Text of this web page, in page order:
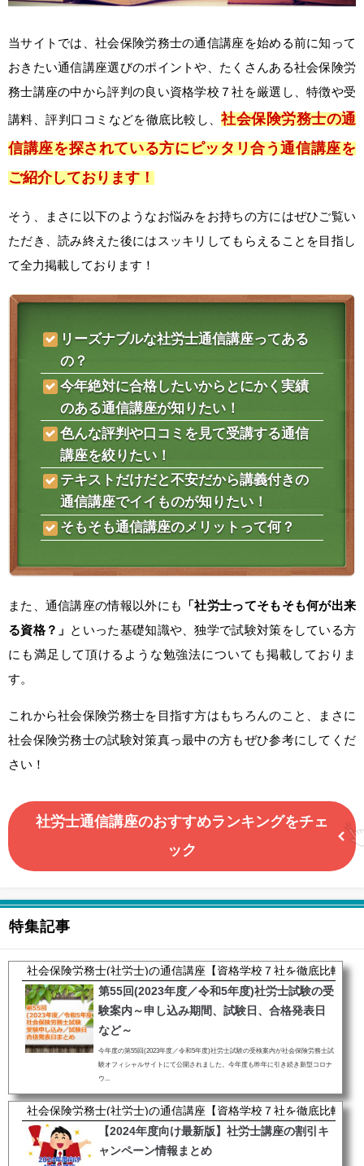
当サイトでは、社会保険労務士の通信講座を始める前に知って
おきたい通信講座選びのポイントや、たくさんある社会保険労
務士講座の中から評判の良い資格学校７社を厳選し、特徴や受
講料、評判口コミなどを徹底比較し、社会保険労務士の通
信講座を探されている方にピッタリ合う通信講座を
ご紹介しております！
そう、まさに以下のようなお悩みをお持ちの方にはぜひご覧い
ただき、読み終えた後にはスッキリしてもらえることを目指し
て全力掲載しております！
リーズナブルな社労士通信講座ってある
の？
今年絶対に合格したいからとにかく実績
のある通信講座が知りたい！
色んな評判や口コミを見て受講する通信
講座を絞りたい！
テキストだけだと不安だから講義付きの
通信講座でイイものが知りたい！
そもそも通信講座のメリットって何？
また、通信講座の情報以外にも
「社労士ってそもそも何が出来
る資格？」 といった基礎知識や、独学で試験対策をしている方
にも満足して頂けるような勉強法についても掲載しておりま
す。
これから社会保険労務士を目指す方はもちろんのこと、まさに
社会保険労務士の試験対策真っ最中の方もぜひ参考にしてくだ
さい！
社労士通信講座のおすすめランキングをチェ
ック
特集記事
社会保険労務士(社労士)の通信講座【資格学校７社を徹底比較】
第55回(2023年度／令和5年度)社労士試験の受
験案内～申し込み期間、試験日、合格発表日
など～
今年度の第55回(2023年度／令和5年度)社労士試験の受検案内が社会保険労務士試
験オフィシャルサイトにて公開されました。今年度も昨年に引き続き新型コロナ
ウ...
社会保険労務士(社労士)の通信講座【資格学校７社を徹底比較】
【2024年度向け最新版】社労士講座の割引キ
ャンペーン情報まとめ